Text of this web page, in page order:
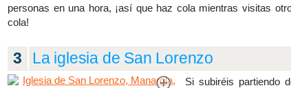
personas en una hora, ¡así que haz cola mientras visitas
cola!
3 La iglesia de San Lorenzo
Si subiréis partiendo